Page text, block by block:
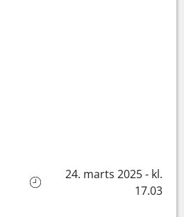
24. marts 2025 - kl.
17.03